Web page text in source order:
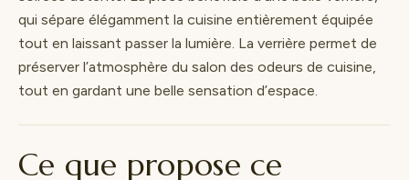
qui sépare élégamment la cuisine entièrement équipée
tout en laissant passer la lumière. La verrière permet de
préserver l’atmosphère du salon des odeurs de cuisine,
tout en gardant une belle sensation d’espace.
Ce que propose ce